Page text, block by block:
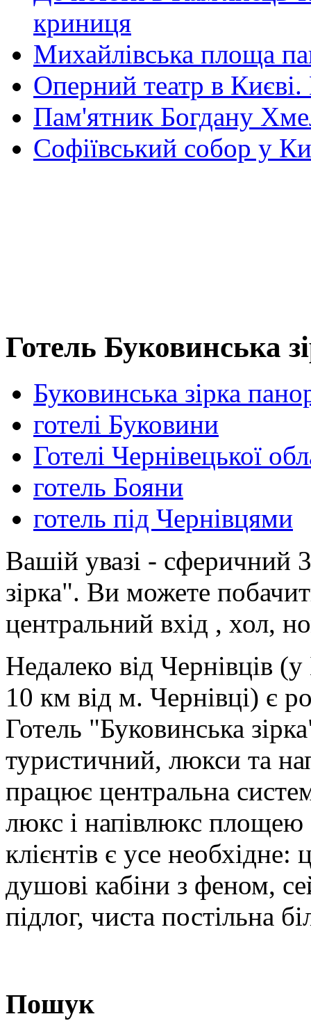
криниця
Михайлівська площа
Оперний театр в
Пам'ятник Богдану
Софіївський собор у
Готель Буковинська
Буковинська зірка
готелі Буковини
Готелі Чернівецької
готель Бояни
готель під Чернівцями
Вашій увазі - сферичний
зірка". Ви можете
центральний вхід , хол,
Недалеко від Чернівців
10 км від м. Чернівці) є
Готель "Буковинська
туристичний, люкси та
працює центральна
люкс і напівлюкс
клієнтів є усе
душові кабіни з феном,
підлог, чиста постільна
Пошук